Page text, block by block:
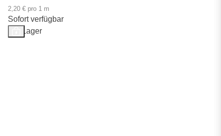
2,20 € pro 1 m
Sofort verfügbar
Auf Lager